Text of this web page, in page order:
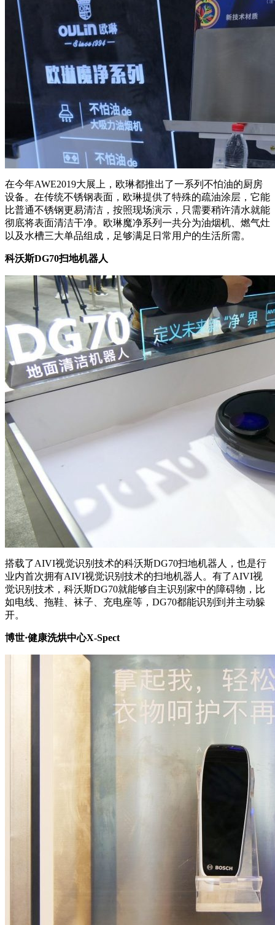
在今年AWE2019大展上，欧琳都推出了一系列不怕油的厨房
设备。在传统不锈钢表面，欧琳提供了特殊的疏油涂层，它能
比普通不锈钢更易清洁，按照现场演示，只需要稍许清水就能
彻底将表面清洁干净。欧琳魔净系列一共分为油烟机、燃气灶
以及水槽三大单品组成，足够满足日常用户的生活所需。
科沃斯DG70扫地机器人
搭载了AIVI视觉识别技术的科沃斯DG70扫地机器人，也是行
业内首次拥有AIVI视觉识别技术的扫地机器人。有了AIVI视
觉识别技术，科沃斯DG70就能够自主识别家中的障碍物，比
如电线、拖鞋、袜子、充电座等，DG70都能识别到并主动躲
开。
博世·健康洗烘中心X-Spect